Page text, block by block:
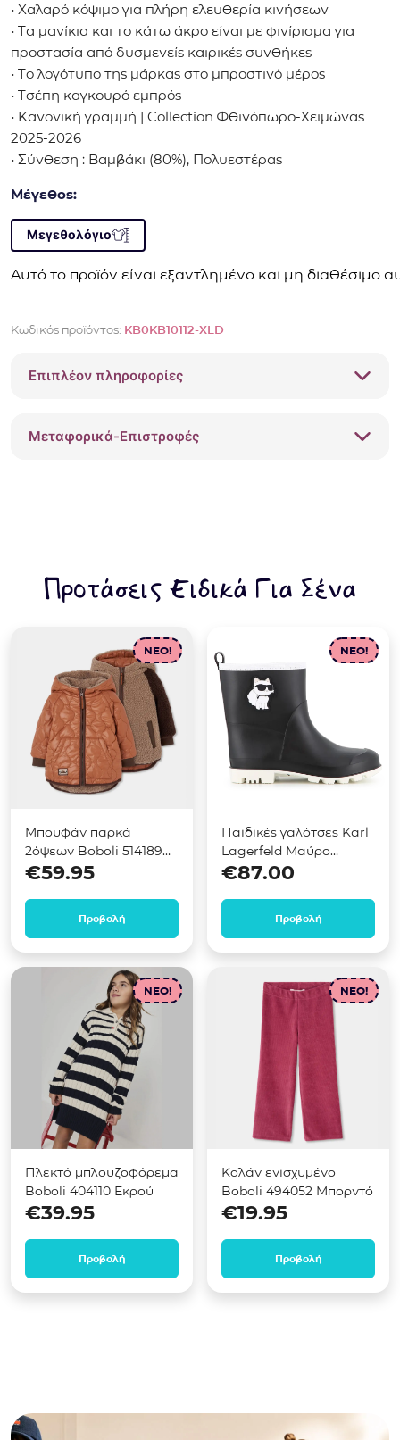
• Χαλαρό κόψιμο για πλήρη ελευθερία κινήσεων
• Τα μανίκια και το κάτω άκρο είναι με φινίρισμα για
προστασία από δυσμενείς καιρικές συνθήκες
• Το λογότυπο της μάρκας στο μπροστινό μέρος
• Τσέπη καγκουρό εμπρός
• Κανονική γραμμή | Collection Φθινόπωρο-Χειμώνας
2025-2026
• Σύνθεση : Βαμβάκι (80%), Πολυεστέρας
Μέγεθος:
Μεγεθολόγιο
Αυτό το προϊόν είναι εξαντλημένο και μη διαθέσιμο
Κωδικός προϊόντος: KB0KB10112-XLD
Επιπλέον πληροφορίες
Μεταφορικά-Επιστροφές
Προτάσεις Ειδικά Για Σένα
NEO!
Μπουφάν παρκά
2όψεων Boboli 514189
Καφέ
€59.95
Προβολή
NEO!
Παιδικές γαλότσες Karl
Lagerfeld Μαύρο
Z31406
€87.00
Προβολή
NEO!
Πλεκτό μπλουζοφόρεμα
Boboli 404110 Εκρού
€39.95
Προβολή
NEO!
Κολάν ενισχυμένο
Boboli 494052 Μπορντό
€19.95
Προβολή